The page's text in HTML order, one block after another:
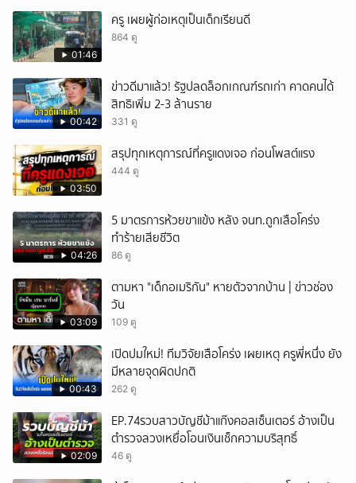
01:46
ครู เผยผู้ก่อเหตุเป็นเด็กเรียนดี
864 ดู
00:42
ข่าวดีมาแล้ว! รัฐปลดล็อกเกณฑ์รถเก่า คาดคนได้
สิทธิเพิ่ม 2-3 ล้านราย
331 ดู
03:50
สรุปทุกเหตุการณ์ที่ครูแดงเจอ ก่อนโพสต์แรง
444 ดู
04:26
5 มาตรการห้วยขาแข้ง หลัง จนท.ถูกเสือโคร่ง
ทำร้ายเสียชีวิต
86 ดู
03:09
ตามหา "เด็กอเมริกัน" หายตัวจากบ้าน | ข่าวช่อง
วัน
109 ดู
00:43
เปิดปมใหม่! ทีมวิจัยเสือโคร่ง เผยเหตุ ครูพี่หนึ่ง ยัง
มีหลายจุดผิดปกติ
262 ดู
02:09
EP.74รวบสาวบัญชีม้าแก๊งคอลเซ็นเตอร์ อ้างเป็น
ตำรวจลวงเหยื่อโอนเงินเช็กความบริสุทธิ์
46 ดู